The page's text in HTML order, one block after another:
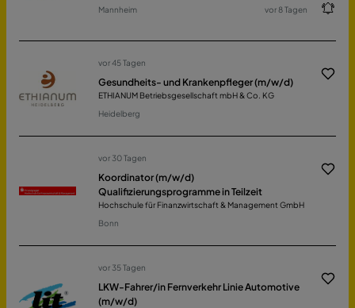
Mannheim
vor 8 Tagen
vor 45 Tagen
Gesundheits- und Krankenpfleger (m/w/d)
ETHIANUM Betriebsgesellschaft mbH & Co. KG
Heidelberg
vor 30 Tagen
Koordinator (m/w/d)
Qualifizierungsprogramme in Teilzeit
Hochschule für Finanzwirtschaft & Management GmbH
Bonn
vor 35 Tagen
LKW-Fahrer/in Fernverkehr Linie Automotive
(m/w/d)